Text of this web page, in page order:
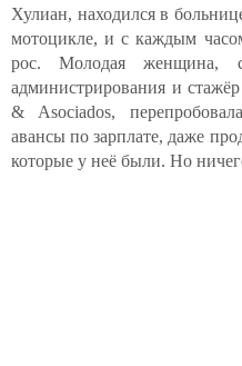
Хулиан, находился в
мотоцикле, и с каждым
рос. Молодая женщина,
администрирования и
& Asociados,
авансы по зарплате, даже
которые у неё были. Но